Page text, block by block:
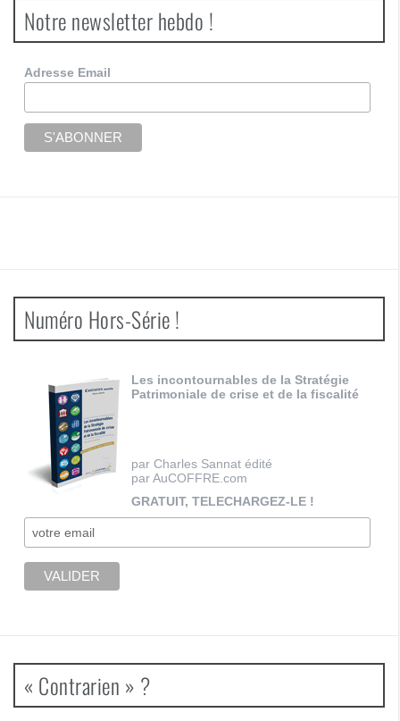
Notre newsletter hebdo !
Adresse Email
Numéro Hors-Série !
Les incontournables de la Stratégie
Patrimoniale de crise et de la fiscalité
par Charles Sannat édité
par AuCOFFRE.com
GRATUIT, TELECHARGEZ-LE !
« Contrarien » ?